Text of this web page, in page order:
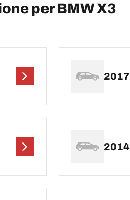
per BMW X3
2017
2014